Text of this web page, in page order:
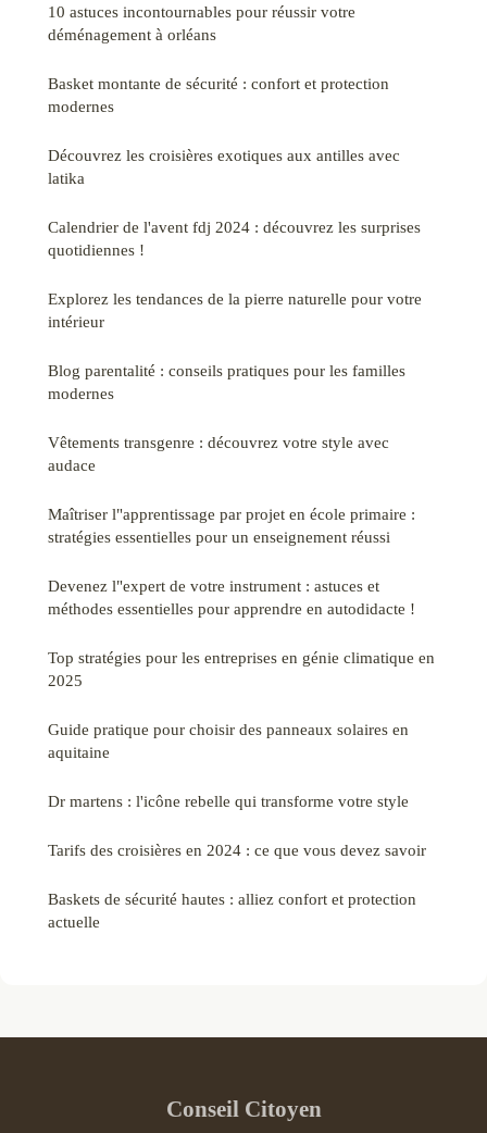
10 astuces incontournables pour réussir votre
déménagement à orléans
Basket montante de sécurité : confort et protection
modernes
Découvrez les croisières exotiques aux antilles avec
latika
Calendrier de l'avent fdj 2024 : découvrez les surprises
quotidiennes !
Explorez les tendances de la pierre naturelle pour votre
intérieur
Blog parentalité : conseils pratiques pour les familles
modernes
Vêtements transgenre : découvrez votre style avec
audace
Maîtriser l"apprentissage par projet en école primaire :
stratégies essentielles pour un enseignement réussi
Devenez l"expert de votre instrument : astuces et
méthodes essentielles pour apprendre en autodidacte !
Top stratégies pour les entreprises en génie climatique en
2025
Guide pratique pour choisir des panneaux solaires en
aquitaine
Dr martens : l'icône rebelle qui transforme votre style
Tarifs des croisières en 2024 : ce que vous devez savoir
Baskets de sécurité hautes : alliez confort et protection
actuelle
Conseil Citoyen